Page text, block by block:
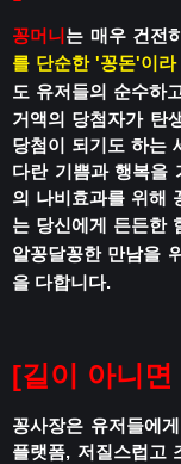
꽁머니 는 매우 건전
를 단순한 '꽁돈'이
도 유저들의 순수하
거액의 당첨자가 탄
당첨이 되기도 하는
다란 기쁨과 행복을
의 나비효과를 위해
는 당신에게 든든한
알꽁달꽁한 만남을
을 다합니다.
[길이 아니
꽁사장은 유저들에
플랫폼, 저질스럽고